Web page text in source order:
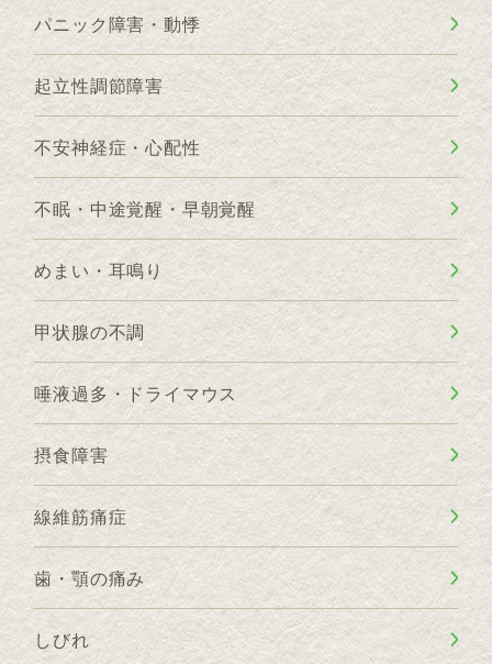
パニック障害・動悸
起立性調節障害
不安神経症・心配性
不眠・中途覚醒・早朝覚醒
めまい・耳鳴り
甲状腺の不調
唾液過多・ドライマウス
摂食障害
線維筋痛症
歯・顎の痛み
しびれ